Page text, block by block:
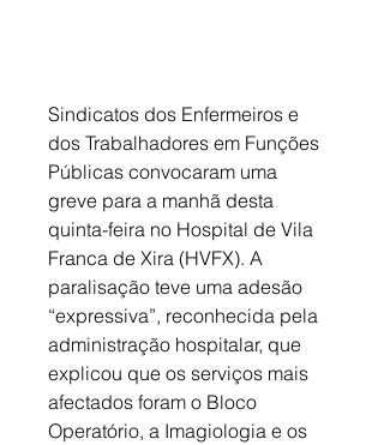
Sindicatos dos Enfermeiros e
dos Trabalhadores em Funções
Públicas convocaram uma
greve para a manhã desta
quinta-feira no Hospital de Vila
Franca de Xira (HVFX). A
paralisação teve uma adesão
“expressiva”, reconhecida pela
administração hospitalar, que
explicou que os serviços mais
afectados foram o Bloco
Operatório, a Imagiologia e os